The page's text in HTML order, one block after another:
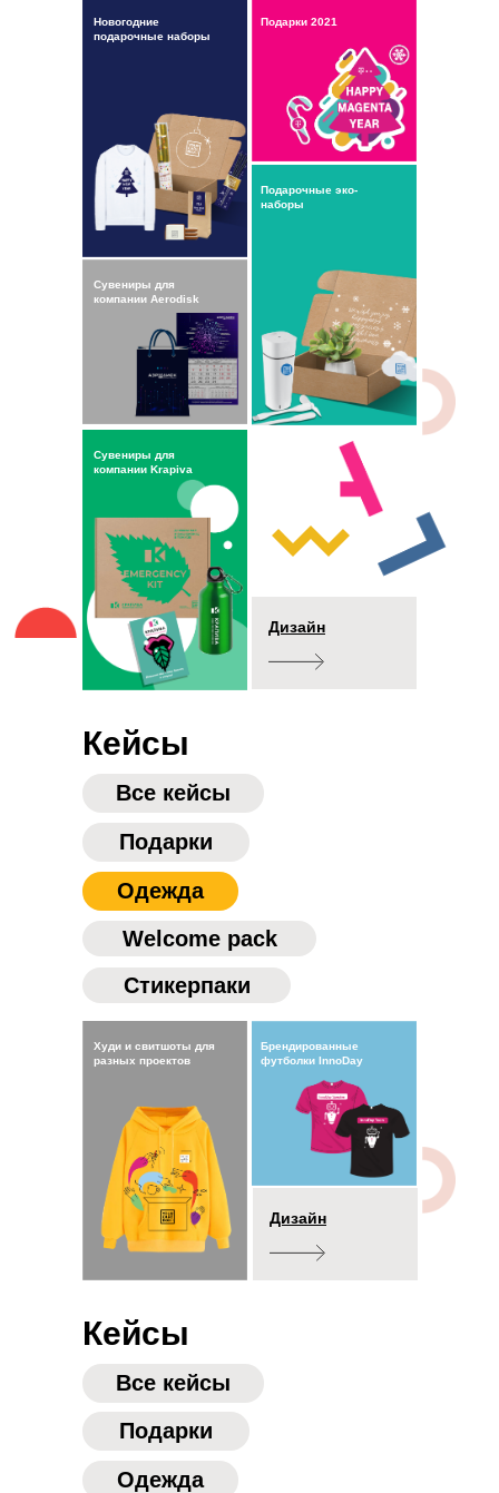
Дизайн
Подарки 2021
Подарочные эко-
наборы
Новогодние
подарочные наборы
Сувениры для
компании Aerodisk
Сувениры для
компании Krapiva
Кейсы
Все кейсы
Одежда
Welcome pack
Дизайн
Худи и свитшоты для
разных проектов
Брендированные
футболки InnoDay
Cтикерпаки
Подарки
Кейсы
Все кейсы
Одежда
Подарки